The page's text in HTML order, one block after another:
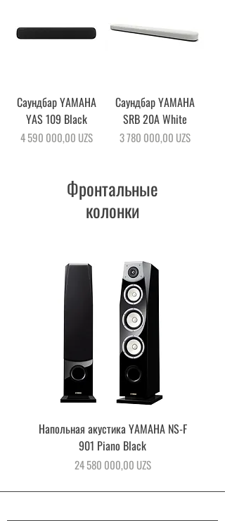
Саундбар YAMAHA
YAS 109 Black
Цена
4 590 000,00 UZS
Саундбар YAMAHA
SRB 20A White
Цена
3 780 000,00 UZS
Фронтальные
колонки
Напольная акустика YAMAHA NS-F
901 Piano Black
Цена
24 580 000,00 UZS